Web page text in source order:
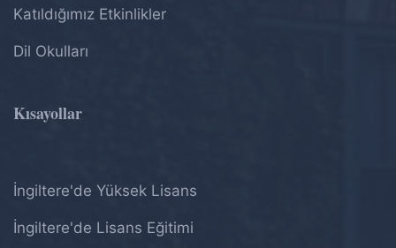
Katıldığımız Etkinlikler
Dil Okulları
Kısayollar
İngiltere'de Yüksek Lisans
İngiltere'de Lisans Eğitimi